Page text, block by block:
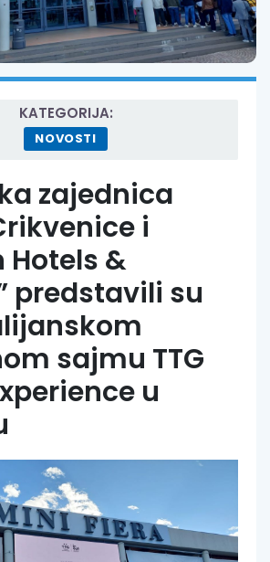
KATEGORIJA:
NOVOSTI
zajednica
i
Hotels &
predstavili su
sajmu TTG
u